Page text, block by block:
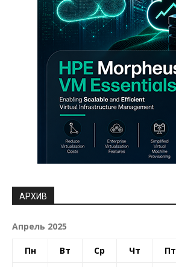
АРХИВ
Апрель 2025
Пн Вт Ср Чт Пт